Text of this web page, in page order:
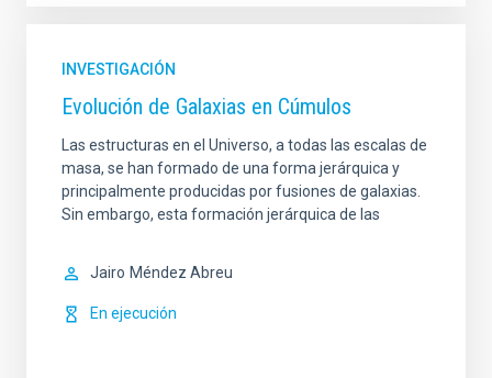
INVESTIGACIÓN
Evolución de Galaxias en Cúmulos
Las estructuras en el Universo, a todas las escalas de
masa, se han formado de una forma jerárquica y
principalmente producidas por fusiones de galaxias.
Sin embargo, esta formación jerárquica de las
Jairo Méndez Abreu
En ejecución